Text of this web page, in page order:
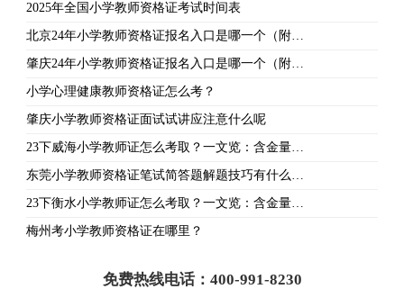
2025年全国小学教师资格证考试时间表
北京24年小学教师资格证报名入口是哪一个（附…
肇庆24年小学教师资格证报名入口是哪一个（附…
小学心理健康教师资格证怎么考？
肇庆小学教师资格证面试试讲应注意什么呢
23下威海小学教师证怎么考取？一文览：含金量…
东莞小学教师资格证笔试简答题解题技巧有什么…
23下衡水小学教师证怎么考取？一文览：含金量…
梅州考小学教师资格证在哪里？
免费热线电话：400-991-8230